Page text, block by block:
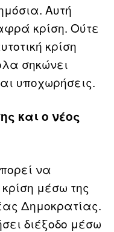
Αυτή
κρίση. Ούτε
κρίση
σηκώνει
υποχωρήσεις.
και ο νέος
να
μέσω της
Δημοκρατίας.
διέξοδο μέσω